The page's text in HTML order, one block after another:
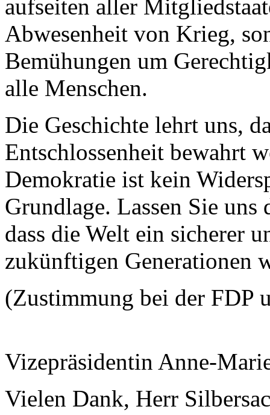
aufseiten aller
Abwesenheit von Krieg,
Bemühungen um
alle Menschen.
Die Geschichte lehrt uns,
Entschlossenheit bewahrt
Demokratie ist kein
Grundlage. Lassen Sie uns
dass die Welt ein sicherer
zukünftigen Generationen
(Zustimmung bei der FDP
Vizepräsidentin Anne-
Vielen Dank, Herr